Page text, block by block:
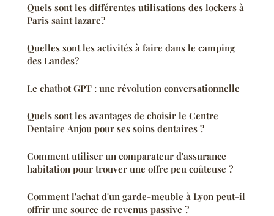
Quels sont les différentes utilisations des lockers à
Paris saint lazare?
Quelles sont les activités à faire dans le camping
des Landes?
Le chatbot GPT : une révolution conversationnelle
Quels sont les avantages de choisir le Centre
Dentaire Anjou pour ses soins dentaires ?
Comment utiliser un comparateur d'assurance
habitation pour trouver une offre peu coûteuse ?
Comment l'achat d'un garde-meuble à Lyon peut-il
offrir une source de revenus passive ?